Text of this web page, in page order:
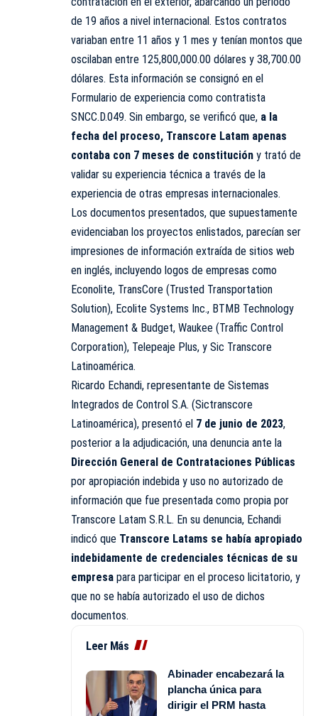
de 19 años a nivel internacional. Estos contratos
variaban entre 11 años y 1 mes y tenían montos que
oscilaban entre 125,800,000.00 dólares y 38,700.00
dólares. Esta información se consignó en el
Formulario de experiencia como contratista
SNCC.D.049. Sin embargo, se verificó que, a la
fecha del proceso, Transcore Latam apenas
contaba con 7 meses de constitución y trató de
validar su experiencia técnica a través de la
experiencia de otras empresas internacionales.
Los documentos presentados, que supuestamente
evidenciaban los proyectos enlistados, parecían ser
impresiones de información extraída de sitios web
en inglés, incluyendo logos de empresas como
Econolite, TransCore (Trusted Transportation
Solution), Ecolite Systems Inc., BTMB Technology
Management & Budget, Waukee (Traffic Control
Corporation), Telepeaje Plus, y Sic Transcore
Latinoamérica.
Ricardo Echandi, representante de Sistemas
Integrados de Control S.A. (Sictranscore
Latinoamérica), presentó el 7 de junio de 2023,
posterior a la adjudicación, una denuncia ante la
Dirección General de Contrataciones Públicas
por apropiación indebida y uso no autorizado de
información que fue presentada como propia por
Transcore Latam S.R.L. En su denuncia, Echandi
indicó que Transcore Latams se había apropiado
indebidamente de credenciales técnicas de su
empresa para participar en el proceso licitatorio, y
que no se había autorizado el uso de dichos
documentos.
Leer Más
Abinader encabezará la
plancha única para
dirigir el PRM hasta